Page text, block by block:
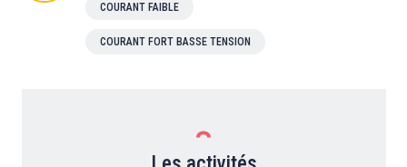
COURANT FAIBLE
COURANT FORT BASSE TENSION